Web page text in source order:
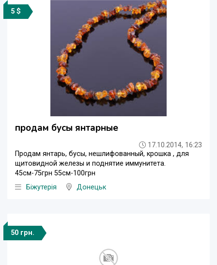
5 $
продам бусы янтарные
17.10.2014, 16:23
Продам янтарь, бусы, нешлифованный, крошка , для
щитовидной железы и поднятие иммунитета.
45см-75грн 55см-100грн
Біжутерія
Донецьк
50 грн.